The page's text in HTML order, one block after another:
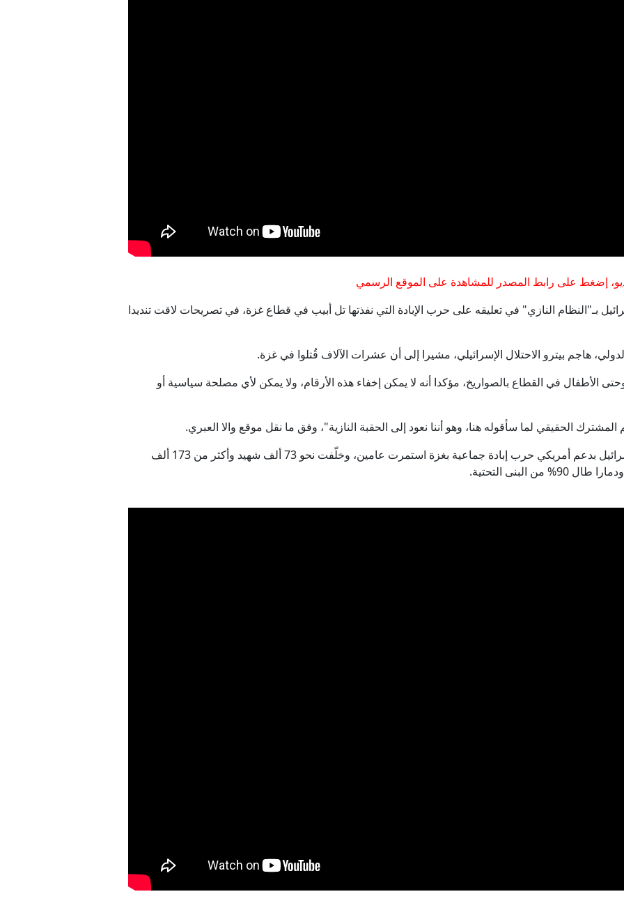
إضغط على رابط المصدر للمشاهدة على الموقع الرسمي
بـ"النظام النازي" في تعليقه على حرب الإبادة التي نفذتها تل أبيب في قطاع غزة، في تصريحات لاقت تنديدا
هاجم بيترو الاحتلال الإسرائيلي، مشيرا إلى أن عشرات الآلاف قُتلوا في غزة.
الأطفال في القطاع بالصواريخ، مؤكدا أنه لا يمكن إخفاء هذه الأرقام، ولا يمكن لأي مصلحة سياسية أو
الحقيقي لما سأقوله هنا، وهو أننا نعود إلى الحقبة النازية"، وفق ما نقل موقع والا العبري.
وفي 7 أكتوبر/تشرين الأول 2023 بدأت إسرائيل بدعم أمريكي حرب إبادة جماعية بغزة استمرت عامين، وخلّفت نحو 73 ألف شهيد وأكثر من 173 ألف
التحتية.